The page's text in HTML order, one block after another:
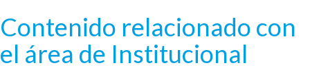
Contenido relacionado con
el área de Institucional